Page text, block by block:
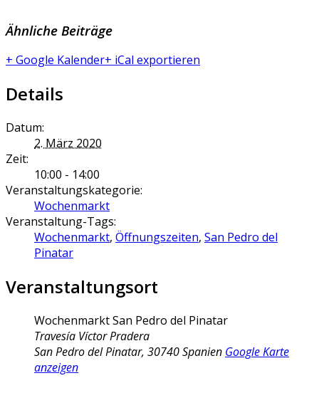
Ähnliche Beiträge
+ Google Kalender+ iCal exportieren
Details
Datum:
2. März 2020
Zeit:
10:00 - 14:00
Veranstaltungskategorie:
Wochenmarkt
Veranstaltung-Tags:
Wochenmarkt, Öffnungszeiten, San Pedro del
Pinatar
Veranstaltungsort
Wochenmarkt San Pedro del Pinatar
Travesía Víctor Pradera
San Pedro del Pinatar, 30740Spanien Google Karte
anzeigen